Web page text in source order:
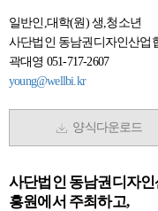
일반인,대학(원) 생,청소년
사단법인 동남권디자인산업
곽대영 051-717-2607
young@wellbi.kr
양식다운로드
사단법인 동남권디자
흥원에서 주최하고,